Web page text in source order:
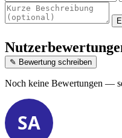
✎ Bewertung schreiben
Noch keine Bewertungen —
SA